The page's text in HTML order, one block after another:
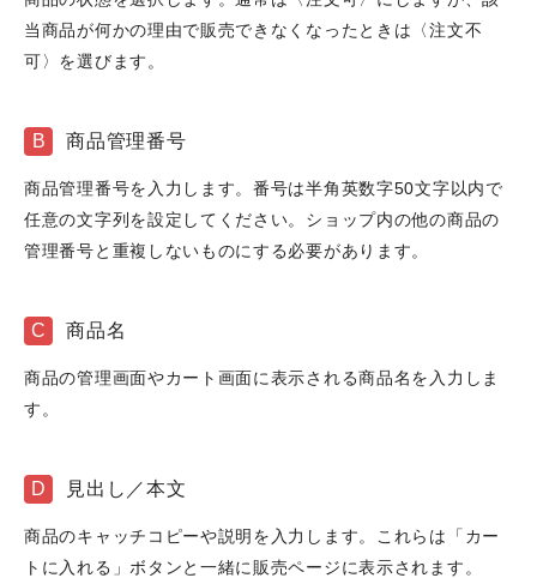
当商品が何かの理由で販売できなくなったときは〈注文不
可〉を選びます。
B 商品管理番号
商品管理番号を入力します。番号は半角英数字50文字以内で
任意の文字列を設定してください。ショップ内の他の商品の
管理番号と重複しないものにする必要があります。
C 商品名
商品の管理画面やカート画面に表示される商品名を入力しま
す。
D 見出し／本文
商品のキャッチコピーや説明を入力します。これらは「カー
トに入れる」ボタンと一緒に販売ページに表示されます。